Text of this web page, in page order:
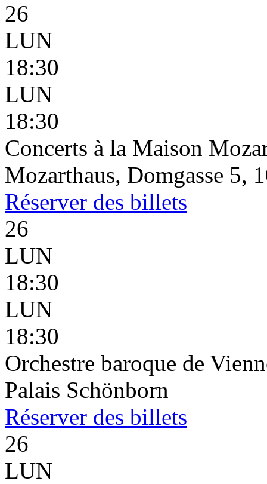
26
LUN
18:30
LUN
18:30
Concerts à la Maison
Mozarthaus, Domgasse 5,
Réserver des billets
26
LUN
18:30
LUN
18:30
Orchestre baroque de
Palais Schönborn
Réserver des billets
26
LUN